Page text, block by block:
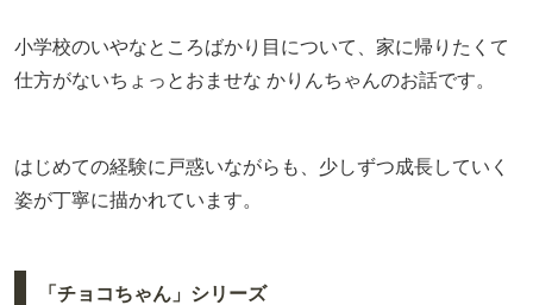
小学校のいやなところばかり目について、家に帰りたくて
仕方がないちょっとおませな かりんちゃんのお話です。
はじめての経験に戸惑いながらも、少しずつ成長していく
姿が丁寧に描かれています。
「チョコちゃん」シリーズ